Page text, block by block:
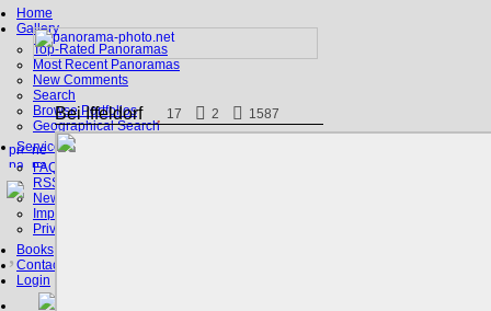
Home
Gallery
Top-Rated Panoramas
Most Recent Panoramas
New Comments
Search
Browse Portfolios
Geographical Search
Service
FAQ
RSS, Google Earth
News
Imprint
Privacy Policy
Books
Contact
Login
Bei Iffeldorf 17 2 1587